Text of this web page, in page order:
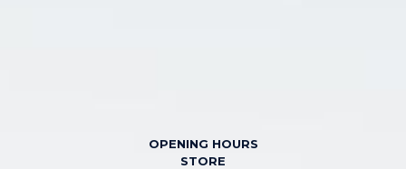
OPENING HOURS
STORE